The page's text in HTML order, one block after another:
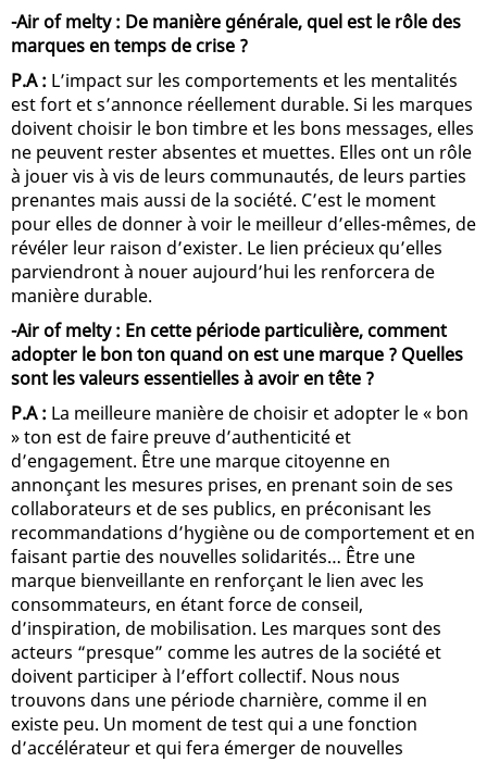
-Air of melty : De manière générale, quel est le rôle des
marques en temps de crise ?
P.A : L’impact sur les comportements et les mentalités
est fort et s’annonce réellement durable. Si les marques
doivent choisir le bon timbre et les bons messages, elles
ne peuvent rester absentes et muettes. Elles ont un rôle
à jouer vis à vis de leurs communautés, de leurs parties
prenantes mais aussi de la société. C’est le moment
pour elles de donner à voir le meilleur d’elles-mêmes, de
révéler leur raison d’exister. Le lien précieux qu’elles
parviendront à nouer aujourd’hui les renforcera de
manière durable.
-Air of melty : En cette période particulière, comment
adopter le bon ton quand on est une marque ? Quelles
sont les valeurs essentielles à avoir en tête ?
P.A : La meilleure manière de choisir et adopter le « bon
» ton est de faire preuve d’authenticité et
d’engagement. Être une marque citoyenne en
annonçant les mesures prises, en prenant soin de ses
collaborateurs et de ses publics, en préconisant les
recommandations d’hygiène ou de comportement et en
faisant partie des nouvelles solidarités… Être une
marque bienveillante en renforçant le lien avec les
consommateurs, en étant force de conseil,
d’inspiration, de mobilisation. Les marques sont des
acteurs “presque” comme les autres de la société et
doivent participer à l’effort collectif. Nous nous
trouvons dans une période charnière, comme il en
existe peu. Un moment de test qui a une fonction
d’accélérateur et qui fera émerger de nouvelles